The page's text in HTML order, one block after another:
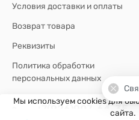
Условия доставки и оплаты
Возврат товара
Реквизиты
Политика обработки
персональных данных
+7(926)907-64-35
Мы используем cookies для
сайта.